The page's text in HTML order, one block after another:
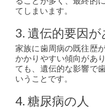
てしまいます。
3. 遺伝的要因が
家族に歯周病の既往歴
かかりやすい傾向があ
ても、遺伝的な影響で
いうことです。
4. 糖尿病の人